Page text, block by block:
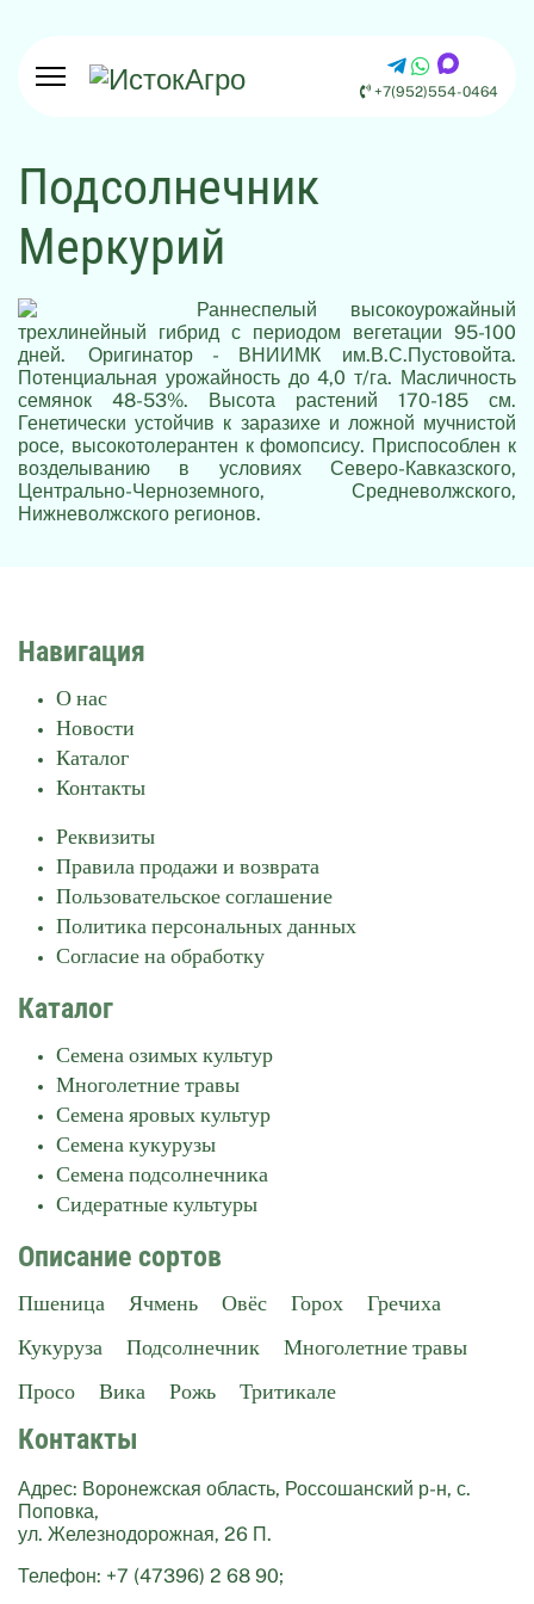
+7(952)554-0464
Подсолнечник
Меркурий
Раннеспелый высокоурожайный
трехлинейный гибрид с периодом вегетации 95-100
дней. Оригинатор - ВНИИМК им.В.С.Пустовойта.
Потенциальная урожайность до 4,0 т/га. Масличность
семянок 48-53%. Высота растений 170-185 см.
Генетически устойчив к заразихе и ложной мучнистой
росе, высокотолерантен к фомопсису. Приспособлен к
возделыванию в условиях Северо-Кавказского,
Центрально-Черноземного, Средневолжского,
Нижневолжского регионов.
Навигация
О нас
Новости
Каталог
Контакты
Реквизиты
Правила продажи и возврата
Пользовательское соглашение
Политика персональных данных
Согласие на обработку
Каталог
Семена озимых культур
Многолетние травы
Семена яровых культур
Семена кукурузы
Семена подсолнечника
Сидератные культуры
Описание сортов
Пшеница Ячмень Овёс Горох
Гречиха
Кукуруза
Подсолнечник
Многолетние травы
Просо
Вика Рожь Тритикале
Контакты
Адрес: Воронежская область, Россошанский р-н, с.
Поповка,
ул. Железнодорожная, 26 П.
Телефон: +7 (47396) 2 68 90;